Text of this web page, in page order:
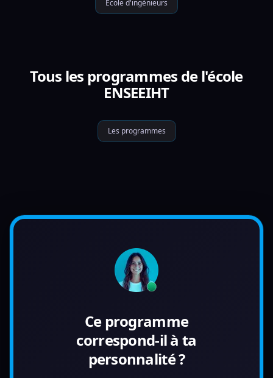
École d'ingénieurs
Tous les programmes de l'école
ENSEEIHT
Les programmes
Ce programme
correspond-il à ta
personnalité ?